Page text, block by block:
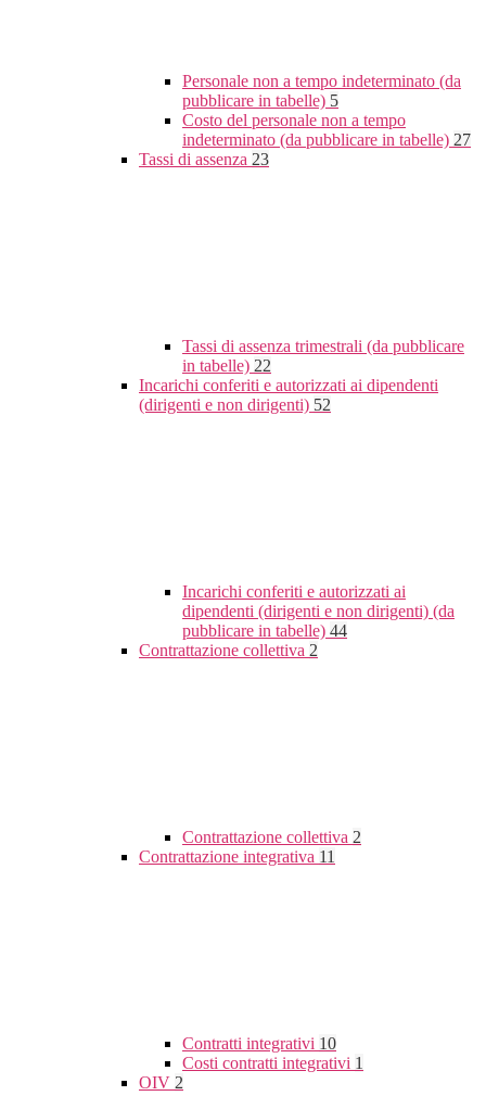
Personale non a tempo indeterminato (da
pubblicare in tabelle) 5
Costo del personale non a tempo
indeterminato (da pubblicare in tabelle) 27
Tassi di assenza 23
Tassi di assenza trimestrali (da pubblicare
in tabelle) 22
Incarichi conferiti e autorizzati ai dipendenti
(dirigenti e non dirigenti) 52
Incarichi conferiti e autorizzati ai
dipendenti (dirigenti e non dirigenti) (da
pubblicare in tabelle) 44
Contrattazione collettiva 2
Contrattazione collettiva 2
Contrattazione integrativa 11
Contratti integrativi 10
Costi contratti integrativi 1
OIV 2